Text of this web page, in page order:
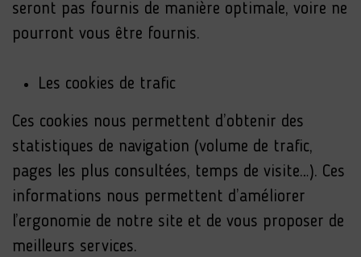
seront pas fournis de manière optimale, voire ne
pourront vous être fournis.
Les cookies de trafic
Ces cookies nous permettent d’obtenir des
statistiques de navigation (volume de trafic,
pages les plus consultées, temps de visite…). Ces
informations nous permettent d’améliorer
l’ergonomie de notre site et de vous proposer de
meilleurs services.